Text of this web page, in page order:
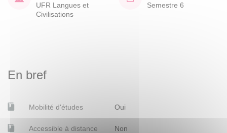
UFR Langues et
Civilisations
Semestre 6
En bref
Mobilité d'études Oui
Accessible à distance Non